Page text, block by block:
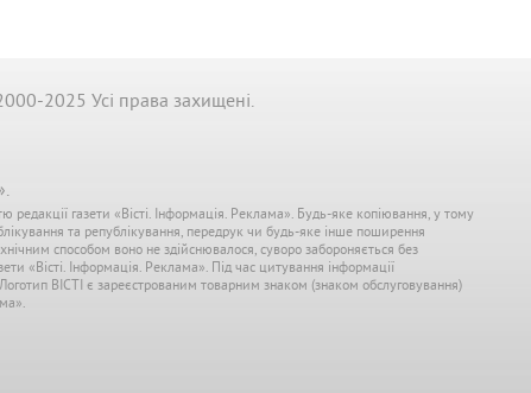
2025 Усі права захищені.
редакції газети «Вісті. Інформація. Реклама». Будь-яке копіювання, у тому
та републікування, передрук чи будь-яке інше поширення
способом воно не здійснювалося, суворо забороняється без
«Вісті. Інформація. Реклама». Під час цитування інформації
ВІСТІ є зареєстрованим товарним знаком (знаком обслуговування)